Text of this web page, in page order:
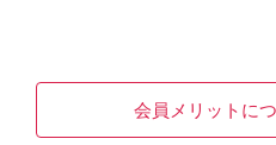
会員メリットに